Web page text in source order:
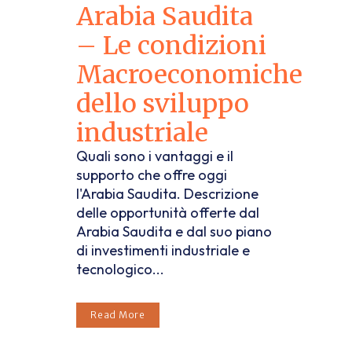
Arabia Saudita
– Le condizioni
Macroeconomiche
dello sviluppo
industriale
Quali sono i vantaggi e il
supporto che offre oggi
l'Arabia Saudita. Descrizione
delle opportunità offerte dal
Arabia Saudita e dal suo piano
di investimenti industriale e
tecnologico...
Read More